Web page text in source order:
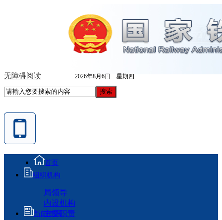
无障碍阅读 2026年8月6日 星期四
首页
组织机构
局领导
内设机构
主要职责
新闻资讯